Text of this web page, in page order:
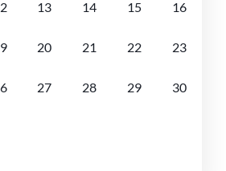
13 14 15 16
20 21 22 23
27 28 29 30